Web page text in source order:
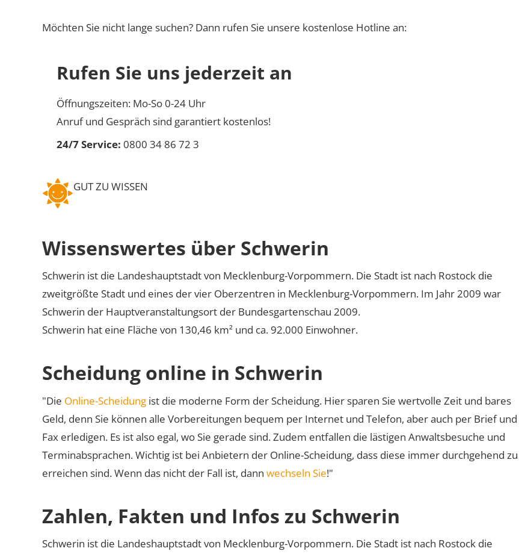
Möchten Sie nicht lange suchen? Dann rufen Sie unsere kostenlose Hotline an:
Rufen Sie uns jederzeit an
Öffnungszeiten: Mo-So 0-24 Uhr
Anruf und Gespräch sind garantiert kostenlos!
24/7 Service: 0800 34 86 72 3
GUT ZU WISSEN
Wissenswertes über Schwerin
Schwerin ist die Landeshauptstadt von Mecklenburg-Vorpommern. Die Stadt ist nach Rostock die
zweitgrößte Stadt und eines der vier Oberzentren in Mecklenburg-Vorpommern. Im Jahr 2009 war
Schwerin der Hauptveranstaltungsort der Bundesgartenschau 2009.
Schwerin hat eine Fläche von 130,46 km² und ca. 92.000 Einwohner.
Scheidung online in Schwerin
"Die Online-Scheidung ist die moderne Form der Scheidung. Hier sparen Sie wertvolle Zeit und bares
Geld, denn Sie können alle Vorbereitungen bequem per Internet und Telefon, aber auch per Brief und
Fax erledigen. Es ist also egal, wo Sie gerade sind. Zudem entfallen die lästigen Anwaltsbesuche und
Terminabsprachen. Wichtig ist bei Anbietern der Online-Scheidung, dass diese immer durchgehend zu
erreichen sind. Wenn das nicht der Fall ist, dann wechseln Sie!"
Zahlen, Fakten und Infos zu Schwerin
Schwerin ist die Landeshauptstadt von Mecklenburg-Vorpommern. Die Stadt ist nach Rostock die